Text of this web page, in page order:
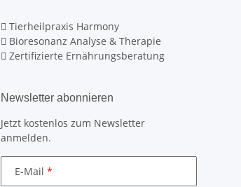
Tierheilpraxis Harmony
Bioresonanz Analyse & Therapie
Zertifizierte Ernährungsberatung
Newsletter abonnieren
Jetzt kostenlos zum Newsletter
anmelden.
E-Mail